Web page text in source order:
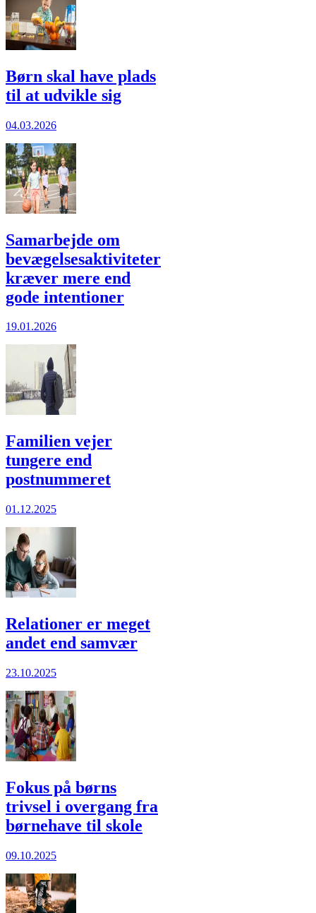
Børn skal have plads
til at udvikle sig
04.03.2026
Samarbejde om
bevægelsesaktiviteter
kræver mere end
gode intentioner
19.01.2026
Familien vejer
tungere end
postnummeret
01.12.2025
Relationer er meget
andet end samvær
23.10.2025
Fokus på børns
trivsel i overgang fra
børnehave til skole
09.10.2025